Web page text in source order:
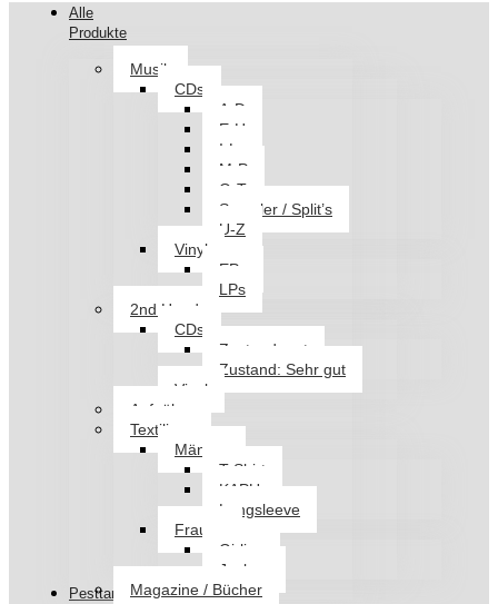
Alle
Produkte
Musik
CDs
A-D
E-H
I-L
M-P
Q-T
Sampler / Split’s
U-Z
Vinyl
EPs
LPs
2nd Hand
CDs
Zustand: gut
Zustand: Sehr gut
Vinyl
Aufnäher
Textilien
Männer
T-Shirt
KAPU
Longsleeve
Frauen
Girlies
Jacken
Magazine / Bücher
Pesttanz